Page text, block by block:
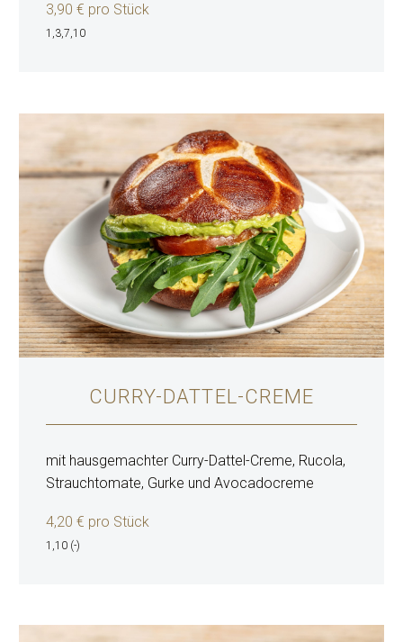
3,90 € pro Stück
1,3,7,10
CURRY-DATTEL-CREME
mit hausgemachter Curry-Dattel-Creme, Rucola,
Strauchtomate, Gurke und Avocadocreme
4,20 € pro Stück
1,10 (-)